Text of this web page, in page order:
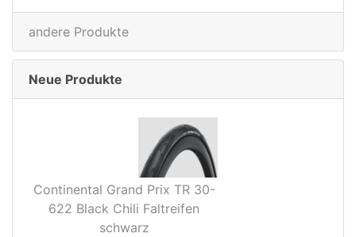
andere Produkte
Neue Produkte
Continental Grand Prix TR 30-
622 Black Chili Faltreifen
schwarz